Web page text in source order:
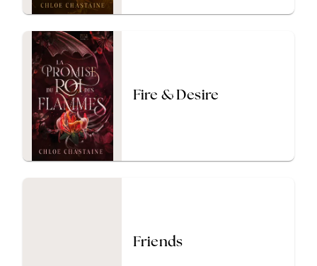
Fire & Desire
Friends